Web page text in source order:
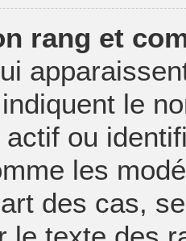
rang et
indiquent le
ou
les
des cas,